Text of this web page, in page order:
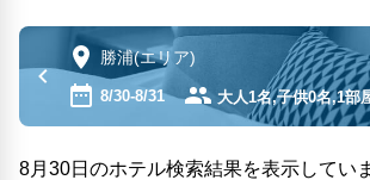
勝浦(エリア)
8/30-8/31 大人1名,子供0名,1部
8月30日のホテル検索結果を表示してい